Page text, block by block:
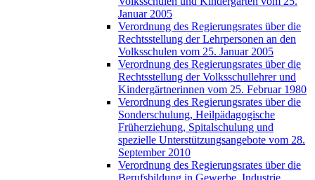
Januar 2005
Verordnung des Regierungsrates über die
Rechtsstellung der Lehrpersonen an den
Volksschulen vom 25. Januar 2005
Verordnung des Regierungsrates über die
Rechtsstellung der Volksschullehrer und
Kindergärtnerinnen vom 25. Februar 1980
Verordnung des Regierungsrates über die
Sonderschulung, Heilpädagogische
Früherziehung, Spitalschulung und
spezielle Unterstützungsangebote vom 28.
September 2010
Verordnung des Regierungsrates über die
Berufsbildung in Gewerbe, Industrie,